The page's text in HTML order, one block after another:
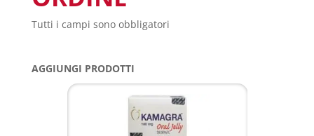
Tutti i campi sono obbligatori
AGGIUNGI PRODOTTI